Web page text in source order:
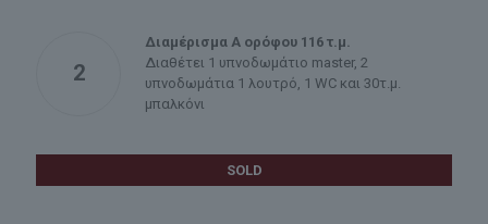
2
Διαμέρισμα Α ορόφου 116 τ.μ.
Διαθέτει 1 υπνοδωμάτιο master, 2
υπνοδωμάτια 1 λουτρό, 1 WC και 30τ.μ.
μπαλκόνι
SOLD